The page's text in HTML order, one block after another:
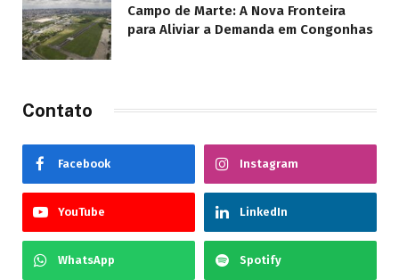
Campo de Marte: A Nova Fronteira
para Aliviar a Demanda em Congonhas
Contato
Facebook Instagram
YouTube LinkedIn
WhatsApp Spotify